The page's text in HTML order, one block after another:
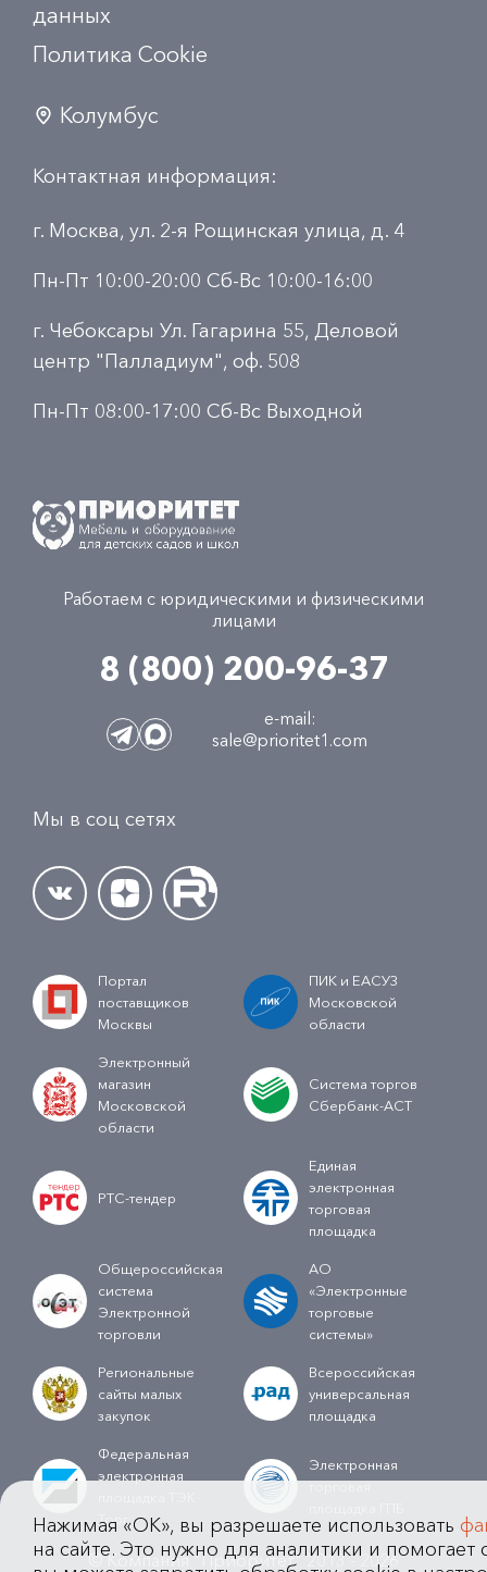
данных
Политика Сookie
Колумбус
Контактная информация:
г. Москва, ул. 2-я Рощинская улица, д. 4
Пн-Пт 10:00-20:00 Сб-Вс 10:00-16:00
г. Чебоксары Ул. Гагарина 55, Деловой
центр "Палладиум", оф. 508
Пн-Пт 08:00-17:00 Сб-Вс Выходной
Работаем с юридическими и физическими
лицами
8 (800) 200-96-37
e-mail:
sale@prioritet1.com
Мы в соц сетях
Портал
поставщиков
Москвы
ПИК и ЕАСУЗ
Московской
области
Электронный
магазин
Московской
области
Система торгов
Сбербанк-АСТ
РТС-тендер
Единая
электронная
торговая
площадка
Общероссийская
система
Электронной
торговли
АО
«Электронные
торговые
системы»
Региональные
сайты малых
закупок
Всероссийская
универсальная
площадка
Федеральная
электронная
Торг
Электронная
торговая
© Компания "Приоритет" 2013 - 2026
Нажимая «OK», вы разрешаете использовать
на сайте. Это нужно для аналитики и помогает